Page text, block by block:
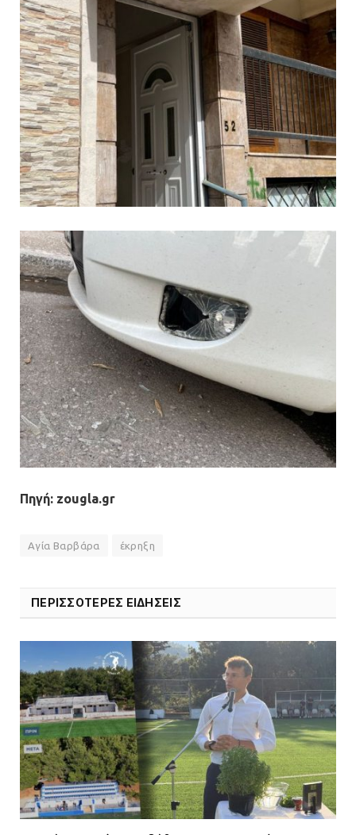
για μηχάνημα καρδιολογικών
επεμβάσεων
08.07.2026 | 15:02
ΔΗΜΟΣ ΜΑΝΔΡΑΣ ΕΙΔΥΛΛΙΑΣ: Δύο
νέα πολυδύναμα οχήματα 4×4
ενισχύουν την Πολιτική Προστασία
08.07.2026 | 09:40
Ομάδα ατόμων επιτέθηκε με
ανήλικους
Άνω Λιόσια: Έριξαν τα ναρκωτικά
σε σκουπιδοφάγο για να μη τα βρει
η αστυνομία – Λογάριασαν χωρίς
τον ειδικό σκύλο
07.07.2026 | 09:56
Βούλα: Κραυγή αγωνίας από
κατοίκους για την οδό Άρεως –
«Τρέχουν με 90 χλμ. μέσα στη
07.07.2026 | 09:48
Πηγή: zougla.gr
Αγία Βαρβάρα έκρηξη
ΠΕΡΙΣΣΟΤΕΡΕΣ ΕΙΔΗΣΕΙΣ